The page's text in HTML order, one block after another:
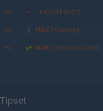
vs. Tricked Esport
vs. HAVU Gaming
vs. Natus Vincere Junior
Tipset